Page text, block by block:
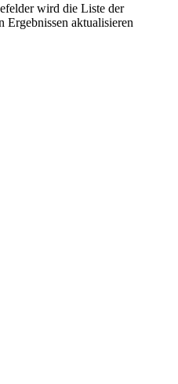
wird die Liste der
Ergebnissen aktualisieren